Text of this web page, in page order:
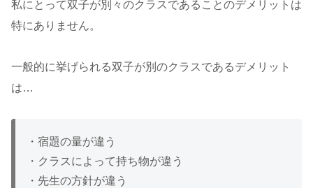
私にとって双子が別々のクラスであることのデメリットは
特にありません。
一般的に挙げられる双子が別のクラスであるデメリット
は…
・宿題の量が違う
・クラスによって持ち物が違う
・先生の方針が違う